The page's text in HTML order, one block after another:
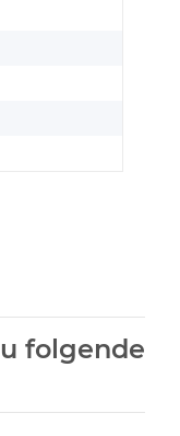
folgende